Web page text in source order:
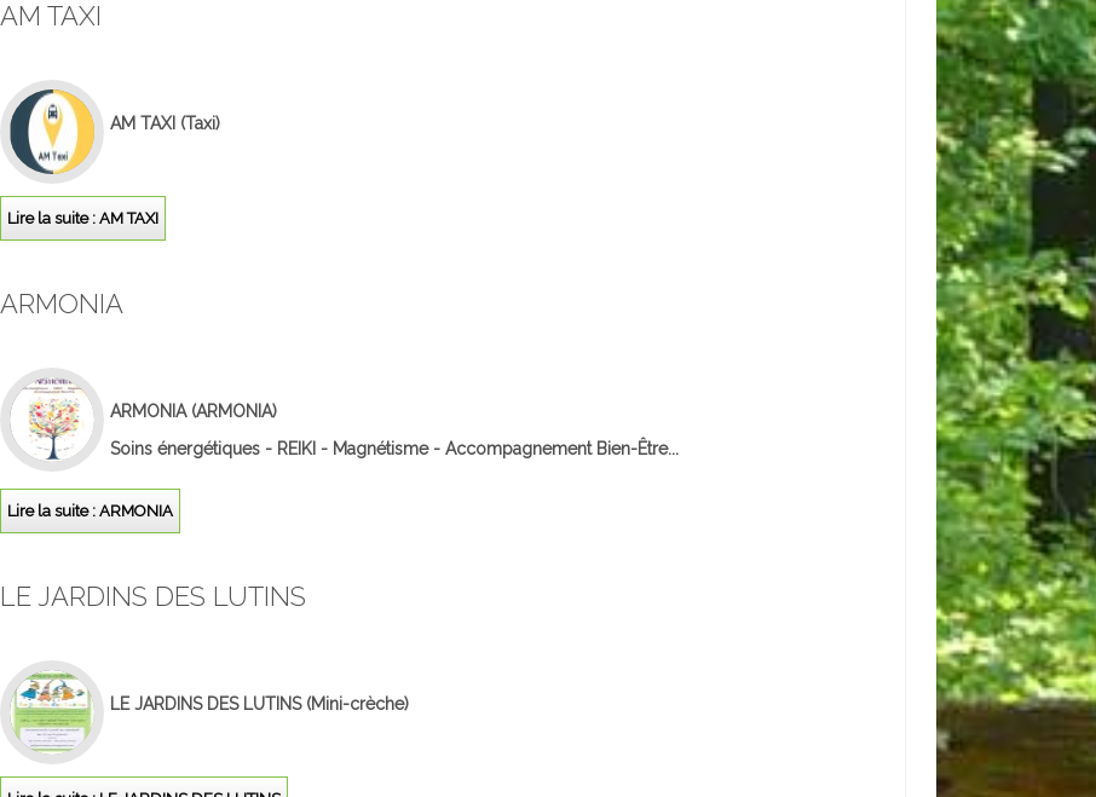
AM TAXI
AM TAXI (Taxi)
Lire la suite : AM TAXI
ARMONIA
ARMONIA(ARMONIA)
Soins énergétiques - REIKI - Magnétisme - Accompagnement Bien-Être...
Lire la suite : ARMONIA
LE JARDINS DES LUTINS
LE JARDINS DES LUTINS(Mini-crèche)